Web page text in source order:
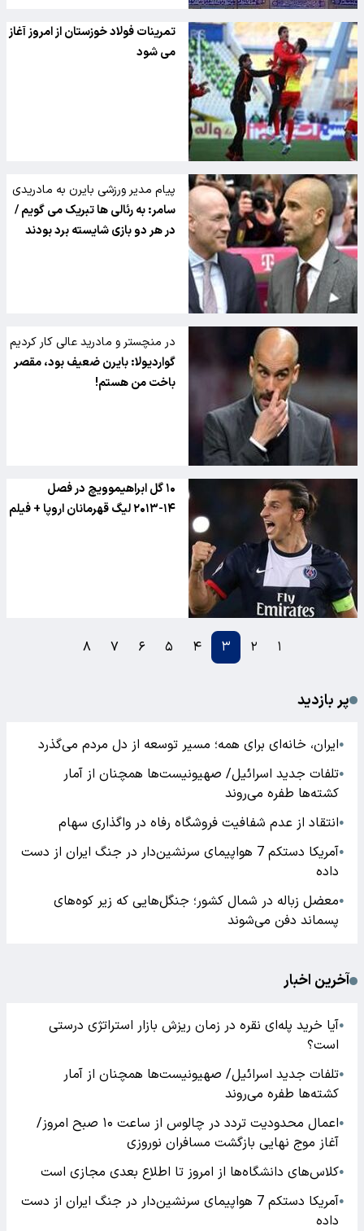
تمرینات فولاد خوزستان از امروز آغاز
می شود
پیام مدیر ورزشی بایرن به مادریدی
ها
سامر: به رئالی ها تبریک می گویم /
در هر دو بازی شایسته برد بودند
در منچستر و مادرید عالی کار کردیم
گواردیولا: بایرن ضعیف بود، مقصر
باخت من هستم!
۱۰ گل ابراهیموویچ در فصل
۱۴-۲۰۱۳ لیگ قهرمانان اروپا + فیلم
۱ ۲ ۳ ۴ ۵ ۶ ۷ ۸
پر بازدید
●ایران، خانه‌ای برای همه؛ مسیر توسعه از دل مردم می‌گذرد
●تلفات جدید اسرائیل/ صهیونیست‌ها همچنان از آمار
کشته‌ها طفره می‌روند
●انتقاد از عدم شفافیت فروشگاه رفاه در واگذاری سهام
●
آمریکا دستکم 7 هواپیمای سرنشین‌دار در جنگ ایران از دست
داده
●معضل زباله در شمال کشور؛ جنگل‌هایی که زیر کوه‌های
پسماند دفن می‌شوند
آخرین اخبار
●آیا خرید پله‌ای نقره در زمان ریزش بازار استراتژی درستی
است؟
●تلفات جدید اسرائیل/ صهیونیست‌ها همچنان از آمار
کشته‌ها طفره می‌روند
●
اعمال محدودیت تردد در چالوس از ساعت ۱۰ صبح امروز/
آغاز موج نهایی بازگشت مسافران نوروزی
●کلاس‌های دانشگاه‌ها از امروز تا اطلاع بعدی مجازی است
●
آمریکا دستکم 7 هواپیمای سرنشین‌دار در جنگ ایران از دست
داده